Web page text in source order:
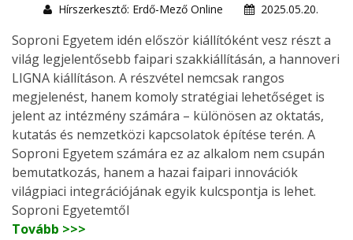
Hírszerkesztő: Erdő-Mező Online
2025.05.20.
Soproni Egyetem idén először kiállítóként vesz részt a
világ legjelentősebb faipari szakkiállításán, a hannoveri
LIGNA kiállításon. A részvétel nemcsak rangos
megjelenést, hanem komoly stratégiai lehetőséget is
jelent az intézmény számára – különösen az oktatás,
kutatás és nemzetközi kapcsolatok építése terén. A
Soproni Egyetem számára ez az alkalom nem csupán
bemutatkozás, hanem a hazai faipari innovációk
világpiaci integrációjának egyik kulcspontja is lehet.
Soproni Egyetemtől
Tovább >>>